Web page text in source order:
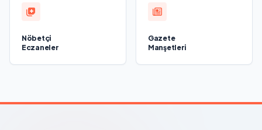
Nöbetçi
Eczaneler
Gazete
Manşetleri